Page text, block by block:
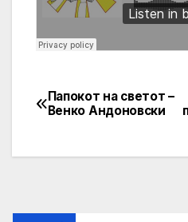
Post
Папокот на светот –
Венко Андоновски